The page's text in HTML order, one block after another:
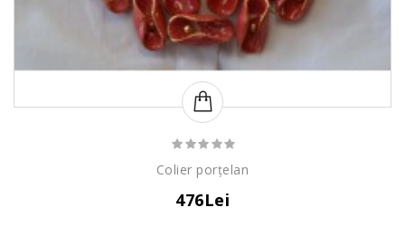
Colier porțelan
476Lei